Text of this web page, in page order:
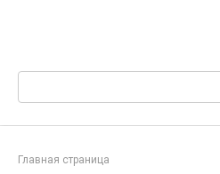
Поиск:
Главная страница